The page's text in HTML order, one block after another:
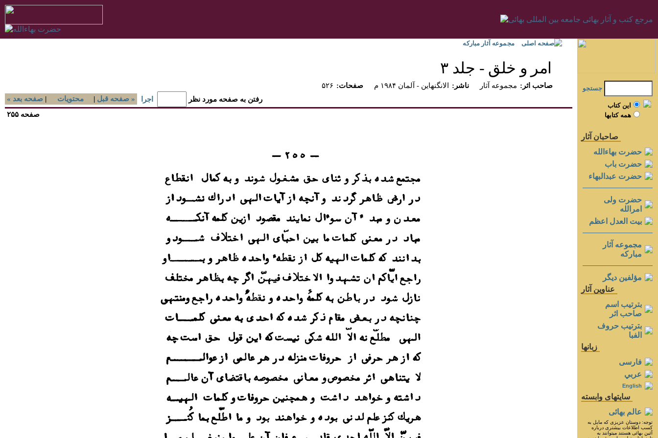
صفحه اصلی مجموعه آثار مبارکه
امر و خلق - جلد ۳
۵۲۶ :صفحات الانگنهاين - آلمان ۱۹۸۴ م :ناشر مجموعه آثار
:صاحب اثر
« صفحه بعد | محتويات | صفحه قبل » رفتن به صفحه مورد نظر
اجرا
جستجو
اين کتاب
همه کتابها
صاحبان آثار
حضرت بهاءالله
حضرت باب
حضرت عبدالبهاء
حضرت ولی
امرالله
بيت العدل اعظم
مجموعه آثار
مباركه
مؤلفين ديگر
عناوين آثار
بترتيب اسم
صاحب اثر
بترتيب حروف
الفبا
زبانها
فارسی
عربي
English
سايتهای وابسته
عالم بهائی
توجه: دوستان عزيزى كه مايل به
كسب اطلاعات بيشترى درباره
آئين بهائى هستند ميتوانند به